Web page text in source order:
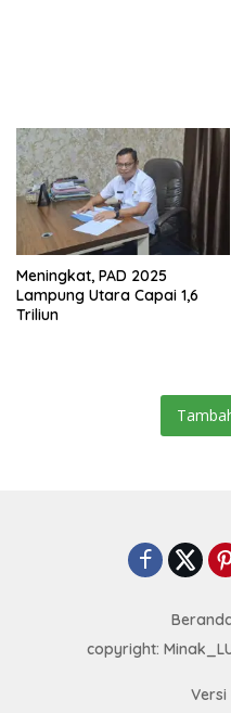
Meningkat, PAD 2025
Lampung Utara Capai 1,6
Triliun
copyright:
Versi